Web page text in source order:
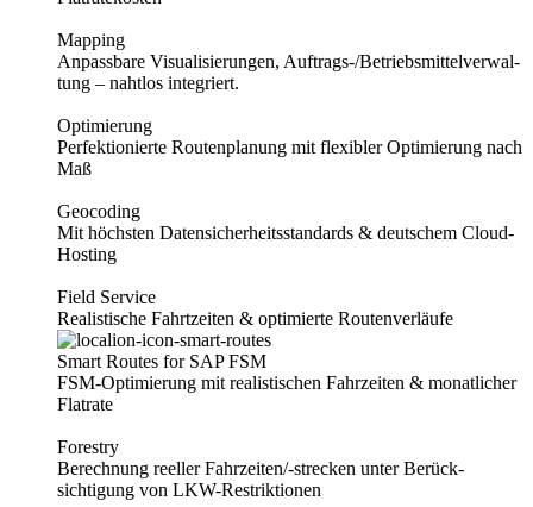
Mapping
Anpassbare Visuali­sie­run­gen, Auf­trags-/Betriebs­mittelverwal­
tung – nahtlos integriert.
Optimierung
Perfektionierte Routen­planung mit flexibler Opti­mierung nach
Maß
Geocoding
Mit höchsten Datensicherheits­standards & deutschem Cloud-
Hosting
Field Service
Realistische Fahrtzeiten & optimierte Routenverläufe
Smart Routes for SAP FSM
FSM-Optimierung mit realis­tischen Fahrzeiten & mona­tlicher
Flatrate
Forestry
Berechnung reeller Fahr­zei­ten/-strecken unter Berück­
sichtigung von LKW-Restriktionen